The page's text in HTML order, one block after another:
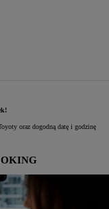
oraz dogodną datę i godzinę